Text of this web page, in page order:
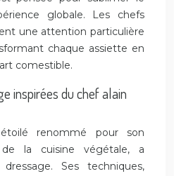
globale. Les chefs
une attention particulière
chaque assiette en
comestible.
inspirées du chef alain
renommé pour son
de la cuisine végétale, a
Ses techniques,